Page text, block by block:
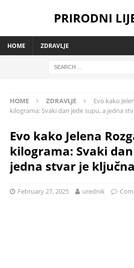
PRIRODNI
HOME ZDRAVLJE
HOME ZDRAVLJE
Evo kako
kilograma: Svaki dan jede supu, a jedna
Evo kako Jelena
kilograma: Svaki
jedna stvar je ključna
February 27, 2025 urednik